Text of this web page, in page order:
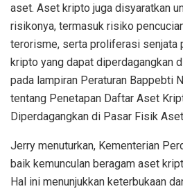
aset. Aset kripto juga disyaratkan
risikonya, termasuk risiko
terorisme, serta proliferasi senjata
kripto yang dapat diperdagangkan
pada lampiran Peraturan Bappebti
tentang Penetapan Daftar Aset
Diperdagangkan di Pasar Fisik Aset
Jerry menuturkan, Kementerian
baik kemunculan beragam aset
Hal ini menunjukkan keterbukaan